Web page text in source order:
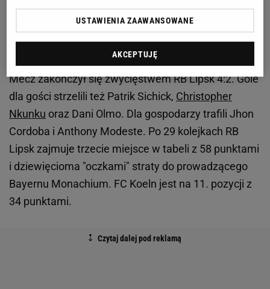
Bundesligi zanotował bramkarz.
Mecz zakończył się zwycięstwem RB Lipsk 4:2. Gole
dla gości strzelili też Patrik Sichick, Christopher
Nkunku oraz Dani Olmo. Dla gospodarzy trafili Jhon
Cordoba i Anthony Modeste. Po 29 kolejkach RB
Lipsk zajmuje trzecie miejsce w tabeli z 58 punktami
i dziewięcioma "oczkami" straty do prowadzącego
Bayernu Monachium. FC Koeln jest na 11. pozycji z
34 punktami.
USTAWIENIA ZAAWANSOWANE
AKCEPTUJĘ